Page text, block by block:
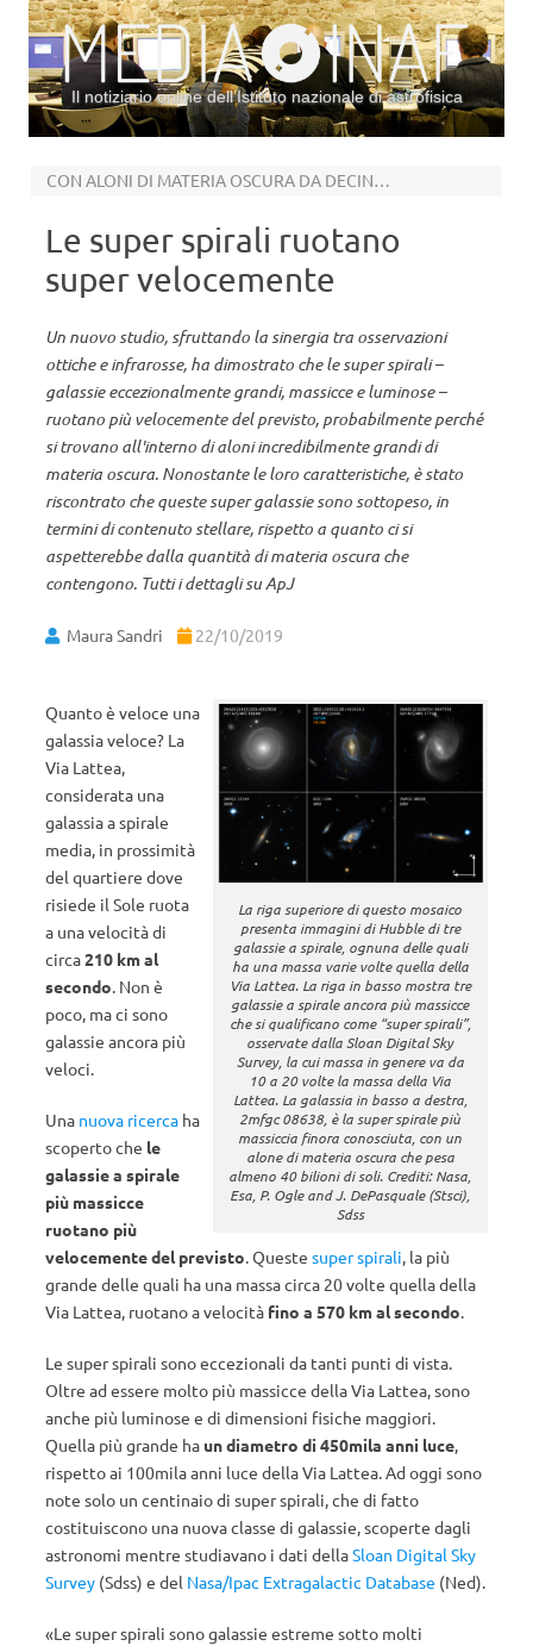
Il notiziario online dell’Istituto nazionale di astrofisica
CON ALONI DI MATERIA OSCURA DA DECINE DI MILIARDI DI SOLI
Le super spirali ruotano
super velocemente
Un nuovo studio, sfruttando la sinergia tra osservazioni
ottiche e infrarosse, ha dimostrato che le super spirali –
galassie eccezionalmente grandi, massicce e luminose –
ruotano più velocemente del previsto, probabilmente perché
si trovano all'interno di aloni incredibilmente grandi di
materia oscura. Nonostante le loro caratteristiche, è stato
riscontrato che queste super galassie sono sottopeso, in
termini di contenuto stellare, rispetto a quanto ci si
aspetterebbe dalla quantità di materia oscura che
contengono. Tutti i dettagli su ApJ
Maura Sandri 22/10/2019
La riga superiore di questo mosaico
presenta immagini di Hubble di tre
galassie a spirale, ognuna delle quali
ha una massa varie volte quella della
Via Lattea. La riga in basso mostra tre
galassie a spirale ancora più massicce
che si qualificano come “super spirali”,
osservate dalla Sloan Digital Sky
Survey, la cui massa in genere va da
10 a 20 volte la massa della Via
Lattea. La galassia in basso a destra,
2mfgc 08638, è la super spirale più
massiccia finora conosciuta, con un
alone di materia oscura che pesa
almeno 40 bilioni di soli. Crediti: Nasa,
Esa, P. Ogle and J. DePasquale (Stsci),
Sdss
Quanto è veloce una
galassia veloce? La
Via Lattea,
considerata una
galassia a spirale
media, in prossimità
del quartiere dove
risiede il Sole ruota
a una velocità di
circa210 km al
secondo. Non è
poco, ma ci sono
galassie ancora più
veloci.
Una nuova ricerca ha
scoperto che le
galassie a spirale
più massicce
ruotano più
velocemente del previsto. Queste super spirali, la più
grande delle quali ha una massa circa 20 volte quella della
Via Lattea, ruotano a velocità fino a 570 km al secondo.
Le super spirali sono eccezionali da tanti punti di vista.
Oltre ad essere molto più massicce della Via Lattea, sono
anche più luminose e di dimensioni fisiche maggiori.
Quella più grande ha un diametro di 450mila anni luce,
rispetto ai 100mila anni luce della Via Lattea. Ad oggi sono
note solo un centinaio di super spirali, che di fatto
costituiscono una nuova classe di galassie, scoperte dagli
astronomi mentre studiavano i dati dellaSloan Digital Sky
Survey (Sdss) e del Nasa/Ipac Extragalactic Database (Ned).
«Le super spirali sono galassie estreme sotto molti